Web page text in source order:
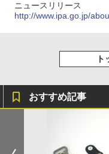
ニュースリリース
http://www.ipa.go.jp/
ト
おすすめ記事